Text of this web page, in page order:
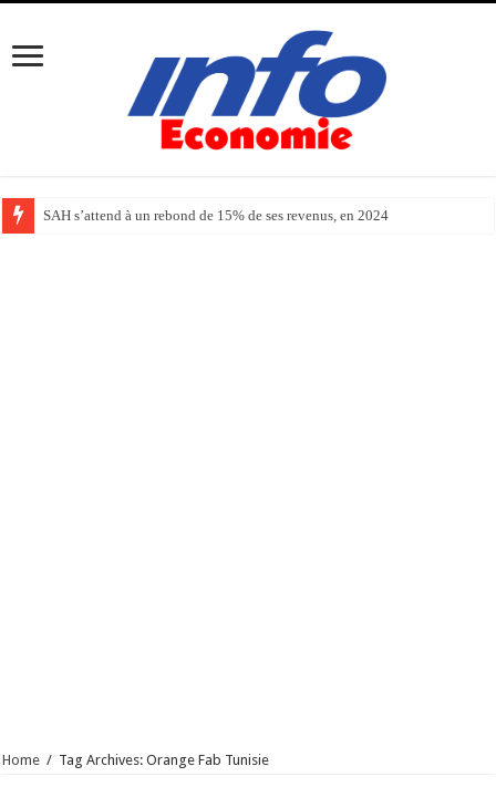
SAH s’attend à un rebond de 15% de ses revenus, en 2024
Home / Tag Archives: Orange Fab Tunisie